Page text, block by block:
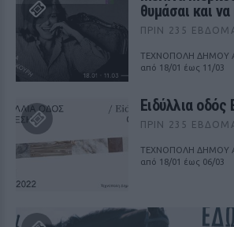
θυμάσαι και
ΠΡΙΝ 235
ΤΕΧΝΟΠΟΛΗ ΔΗΜΟΥ
από 18/01 έως 11/03
Ειδύλλια
ΠΡΙΝ 235
ΤΕΧΝΟΠΟΛΗ ΔΗΜΟΥ
από 18/01 έως 06/03